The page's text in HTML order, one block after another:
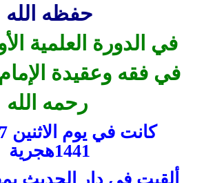
حفظه الله
1441في الدورة العلمية
في فقه وعقيدة
رحمه الله
كانت في يوم الاثنين 17
1441هجرية
ألقيت في دار الحديث